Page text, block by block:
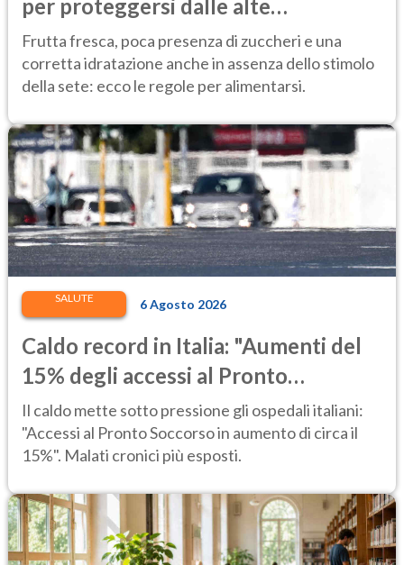
per proteggersi dalle alte
temperature
Frutta fresca, poca presenza di zuccheri e una
corretta idratazione anche in assenza dello stimolo
della sete: ecco le regole per alimentarsi.
SALUTE 6 Agosto 2026
Caldo record in Italia: "Aumenti del
15% degli accessi al Pronto
Soccorso"
Il caldo mette sotto pressione gli ospedali italiani:
"Accessi al Pronto Soccorso in aumento di circa il
15%". Malati cronici più esposti.